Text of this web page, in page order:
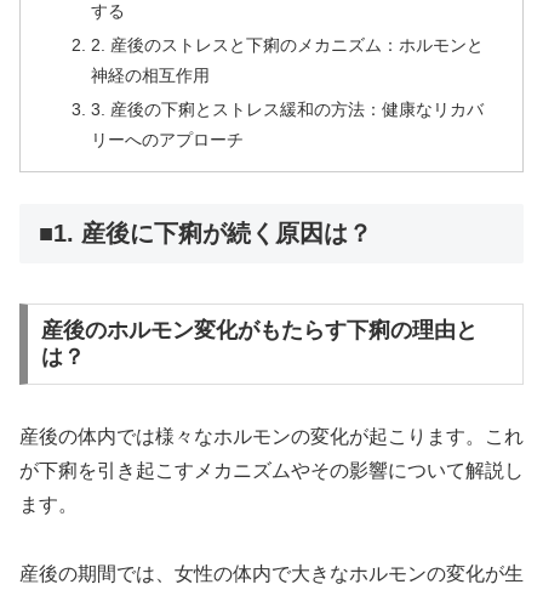
する
2. 産後のストレスと下痢のメカニズム：ホルモンと
神経の相互作用
3. 産後の下痢とストレス緩和の方法：健康なリカバ
リーへのアプローチ
■1. 産後に下痢が続く原因は？
産後のホルモン変化がもたらす下痢の理由と
は？
産後の体内では様々なホルモンの変化が起こります。これ
が下痢を引き起こすメカニズムやその影響について解説し
ます。
産後の期間では、女性の体内で大きなホルモンの変化が生